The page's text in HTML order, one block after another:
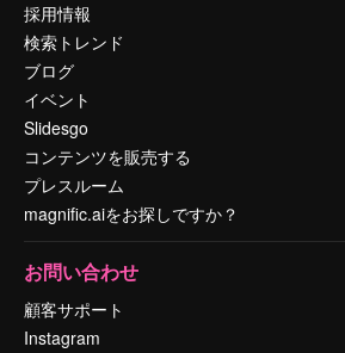
採用情報
検索トレンド
ブログ
イベント
Slidesgo
コンテンツを販売する
プレスルーム
magnific.aiをお探しですか？
お問い合わせ
顧客サポート
Instagram